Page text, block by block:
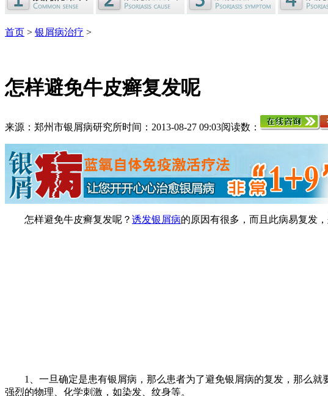
首页 > 银屑病治疗 >
怎样避免牛皮癣复发呢
来源：郑州市银屑病研究所时间：2013-08-27 09:03阅读数：
怎样避免牛皮癣复发呢？ 诱发银屑病的原因有很多，而且此病易复发
1、一旦确定是患有银屑病，那么患者为了避免银屑病的复发，那么就
强烈的物理、化学刺激，如染发、纹身等。